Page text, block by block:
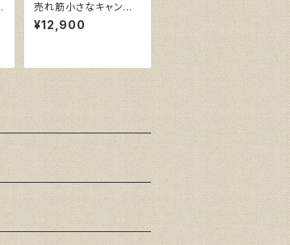
売れ筋小さなキャンバ
ス （ホワイト塗りキャン
バス張り）各10枚３点セ
¥12,900